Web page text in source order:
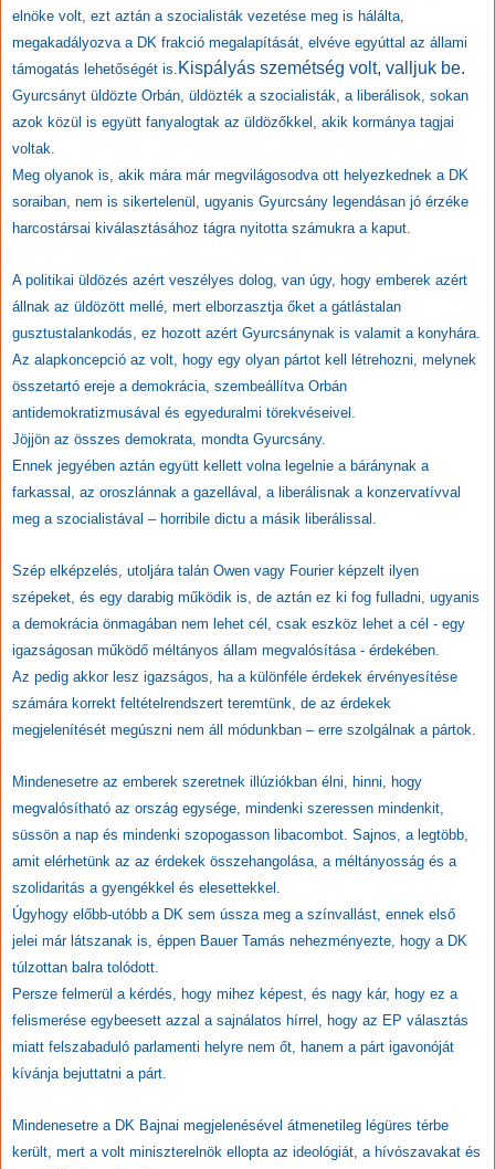
elnöke volt, ezt aztán a szocialisták vezetése meg is hálálta,
megakadályozva a DK frakció megalapítását, elvéve egyúttal az állami
támogatás lehetőségét is. Kispályás szemétség volt, valljuk be.
Gyurcsányt üldözte Orbán, üldözték a szocialisták, a liberálisok, sokan
azok közül is együtt fanyalogtak az üldözőkkel, akik kormánya tagjai
voltak.
Meg olyanok is, akik mára már megvilágosodva ott helyezkednek a DK
soraiban, nem is sikertelenül, ugyanis Gyurcsány legendásan jó érzéke
harcostársai kiválasztásához tágra nyitotta számukra a kaput.
A politikai üldözés azért veszélyes dolog, van úgy, hogy emberek azért
állnak az üldözött mellé, mert elborzasztja őket a gátlástalan
gusztustalankodás, ez hozott azért Gyurcsánynak is valamit a konyhára.
Az alapkoncepció az volt, hogy egy olyan pártot kell létrehozni, melynek
összetartó ereje a demokrácia, szembeállítva Orbán
antidemokratizmusával és egyeduralmi törekvéseivel.
Jöjjön az összes demokrata, mondta Gyurcsány.
Ennek jegyében aztán együtt kellett volna legelnie a báránynak a
farkassal, az oroszlánnak a gazellával, a liberálisnak a konzervatívval
meg a szocialistával – horribile dictu a másik liberálissal.
Szép elképzelés, utoljára talán Owen vagy Fourier képzelt ilyen
szépeket, és egy darabig működik is, de aztán ez ki fog fulladni, ugyanis
a demokrácia önmagában nem lehet cél, csak eszköz lehet a cél - egy
igazságosan működő méltányos állam megvalósítása - érdekében.
Az pedig akkor lesz igazságos, ha a különféle érdekek érvényesítése
számára korrekt feltételrendszert teremtünk, de az érdekek
megjelenítését megúszni nem áll módunkban – erre szolgálnak a pártok.
Mindenesetre az emberek szeretnek illúziókban élni, hinni, hogy
megvalósítható az ország egysége, mindenki szeressen mindenkit,
süssön a nap és mindenki szopogasson libacombot. Sajnos, a legtöbb,
amit elérhetünk az az érdekek összehangolása, a méltányosság és a
szolidaritás a gyengékkel és elesettekkel.
Úgyhogy előbb-utóbb a DK sem ússza meg a színvallást, ennek első
jelei már látszanak is, éppen Bauer Tamás nehezményezte, hogy a DK
túlzottan balra tolódott.
Persze felmerül a kérdés, hogy mihez képest, és nagy kár, hogy ez a
felismerése egybeesett azzal a sajnálatos hírrel, hogy az EP választás
miatt felszabaduló parlamenti helyre nem őt, hanem a párt igavonóját
kívánja bejuttatni a párt.
Mindenesetre a DK Bajnai megjelenésével átmenetileg légüres térbe
került, mert a volt miniszterelnök ellopta az ideológiát, a hívószavakat és